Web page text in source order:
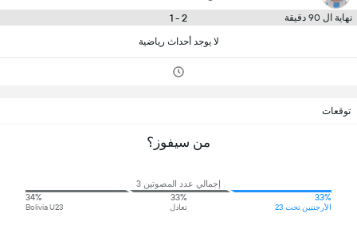
نهاية ال 90 دقيقة 2 - 1
لا يوجد أحداث رياضية
توقعات
من سيفوز؟
إجمالي عدد المصوتين 3
33%
الأرجنتين تحت 23
33%
تعادل
34%
Bolivia U23